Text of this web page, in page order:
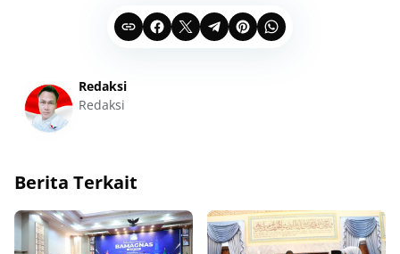
Redaksi
Redaksi
Berita Terkait